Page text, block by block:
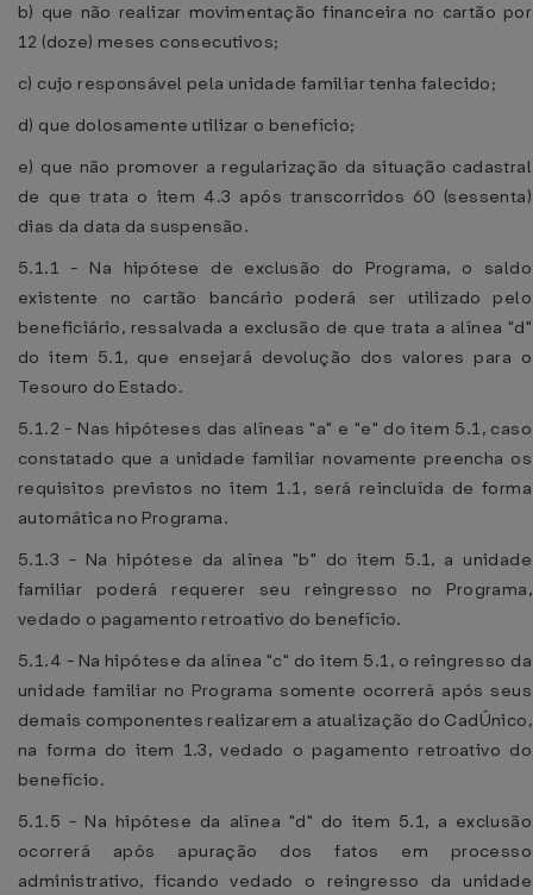
b) que não realizar movimentação financeira no cartão por
12 (doze) meses consecutivos;
c) cujo responsável pela unidade familiar tenha falecido;
d) que dolosamente utilizar o benefício;
e) que não promover a regularização da situação cadastral
de que trata o item 4.3 após transcorridos 60 (sessenta)
dias da data da suspensão.
5.1.1 - Na hipótese de exclusão do Programa, o saldo
existente no cartão bancário poderá ser utilizado pelo
beneficiário, ressalvada a exclusão de que trata a alínea "d"
do item 5.1, que ensejará devolução dos valores para o
Tesouro do Estado.
5.1.2 - Nas hipóteses das alíneas "a" e "e" do item 5.1, caso
constatado que a unidade familiar novamente preencha os
requisitos previstos no item 1.1, será reincluída de forma
automática no Programa.
5.1.3 - Na hipótese da alínea "b" do item 5.1, a unidade
familiar poderá requerer seu reingresso no Programa,
vedado o pagamento retroativo do benefício.
5.1.4 - Na hipótese da alínea "c" do item 5.1, o reingresso da
unidade familiar no Programa somente ocorrerá após seus
demais componentes realizarem a atualização do CadÚnico,
na forma do item 1.3, vedado o pagamento retroativo do
benefício.
5.1.5 - Na hipótese da alínea "d" do item 5.1, a exclusão
ocorrerá após apuração dos fatos em processo
administrativo, ficando vedado o reingresso da unidade